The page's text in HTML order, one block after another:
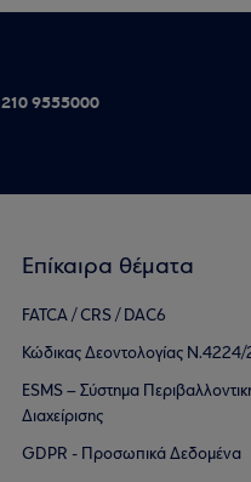
210 9555000
Επίκαιρα θέματα
FATCA / CRS / DAC6
Κώδικας Δεοντολογίας Ν.4224/
ESMS – Σύστημα
Διαχείρισης
GDPR - Προσωπικά Δεδομένα